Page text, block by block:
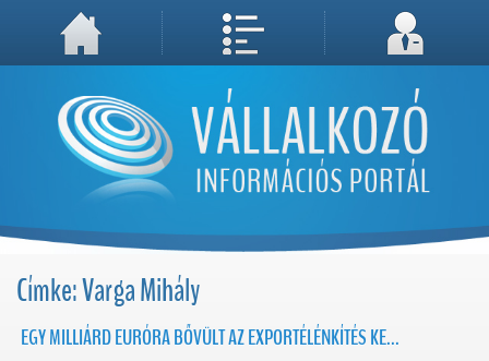
A weboldal használatával Ön elfogadja, hogy Cookie-kat (sütiket) tároljunk számítógépén. A sütik a weboldal megfelelő működéséhez
Megértettem, folytatás...
Címke: Varga Mihály
EGY MILLIÁRD EURÓRA BŐVÜLT AZ EXPORTÉLÉNKÍTÉS KE...